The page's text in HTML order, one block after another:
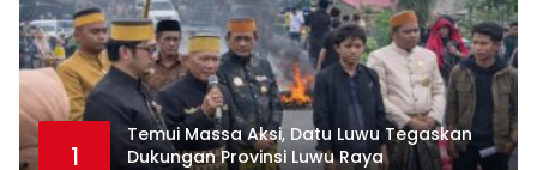
1
Temui Massa Aksi, Datu Luwu Tegaskan
Dukungan Provinsi Luwu Raya